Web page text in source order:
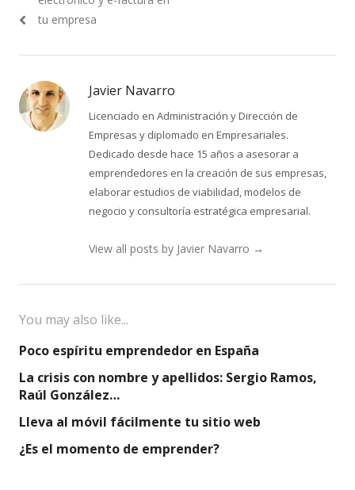
tu empresa
Javier Navarro
Licenciado en Administración y Dirección de
Empresas y diplomado en Empresariales.
Dedicado desde hace 15 años a asesorar a
emprendedores en la creación de sus empresas,
elaborar estudios de viabilidad, modelos de
negocio y consultoría estratégica empresarial.
View all posts by Javier Navarro →
You may also like...
Poco espíritu emprendedor en España
La crisis con nombre y apellidos: Sergio Ramos,
Raúl González…
Lleva al móvil fácilmente tu sitio web
¿Es el momento de emprender?